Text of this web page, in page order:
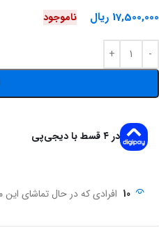
17,500,000 ریال ناموجود
در ۴ قسط با دیجی‌پی
10 افرادی که در حال تماشای